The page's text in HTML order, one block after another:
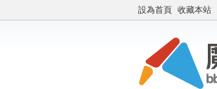
設為首頁 收藏本站